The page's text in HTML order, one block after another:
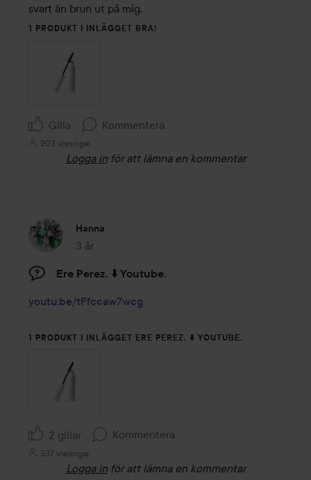
svart än brun ut på mig.
1 PRODUKT I INLÄGGET BRA!
Gilla Kommentera
203 visningar
Logga in för att lämna en kommentar
Hanna
3 år
Inlägget skapades 3 år
Ere Perez. ⬇️ Youtube.
youtu.be/tFfccaw7wcg
1 PRODUKT I INLÄGGET ERE PEREZ. ⬇️ YOUTUBE.
2 gillar Kommentera
337 visningar
Logga in för att lämna en kommentar